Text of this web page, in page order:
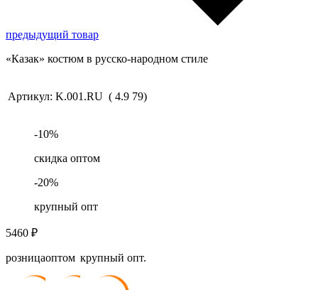
предыдущий товар
«Казак» костюм в русско-народном стиле
Артикул: K.001.RU ( 4.9 79)
-10%
скидка оптом
-20%
крупный опт
5460 ₽
розницаоптом крупный опт.
5 460 ₽ 4 914 ₽ 4 368 ₽